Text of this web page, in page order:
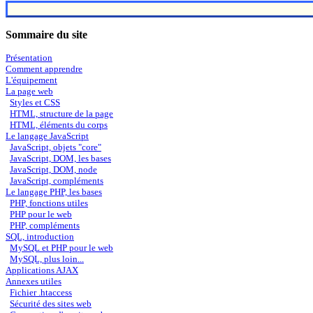
Sommaire du site
Présentation
Comment apprendre
L'équipement
La page web
Styles et CSS
HTML, structure de la page
HTML, éléments du corps
Le langage JavaScript
JavaScript, objets "core"
JavaScript, DOM, les bases
JavaScript, DOM, node
JavaScript, compléments
Le langage PHP, les bases
PHP, fonctions utiles
PHP pour le web
PHP, compléments
SQL, introduction
MySQL et PHP pour le web
MySQL, plus loin...
Applications AJAX
Annexes utiles
Fichier .htaccess
Sécurité des sites web